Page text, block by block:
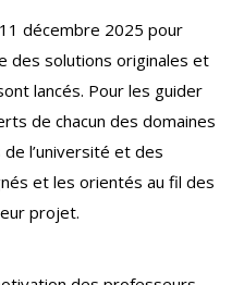
décembre 2025 pour
des solutions originales et
lancés. Pour les guider
de chacun des domaines
l’université et des
et les orientés au fil des
projet.